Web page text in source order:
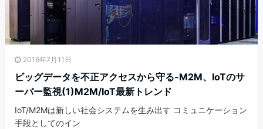
2016年7月11日
ビッグデータを不正アクセスから守る-M2M、IoTのサ
ーバー監視(1)M2M/IoT最新トレンド
IoT/M2Mは新しい社会システムを生み出す コミュニケーション
手段としてのイン